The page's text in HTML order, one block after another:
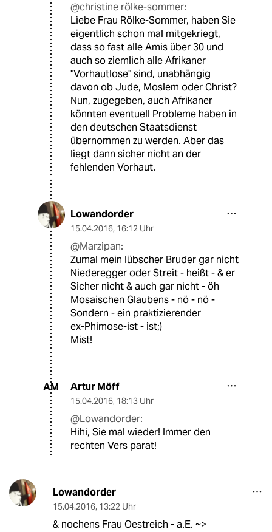
@christine rölke-sommer:
Liebe Frau Rölke-Sommer, haben Sie
eigentlich schon mal mitgekriegt,
dass so fast alle Amis über 30 und
auch so ziemlich alle Afrikaner
"Vorhautlose" sind, unabhängig
davon ob Jude, Moslem oder Christ?
Nun, zugegeben, auch Afrikaner
könnten eventuell Probleme haben in
den deutschen Staatsdienst
übernommen zu werden. Aber das
liegt dann sicher nicht an der
fehlenden Vorhaut.
Lowandorder
15.04.2016, 16:12 Uhr
@Marzipan:
Zumal mein lübscher Bruder gar nicht
Niederegger oder Streit - heißt - & er
Sicher nicht & auch gar nicht - öh
Mosaischen Glaubens - nö - nö -
Sondern - ein praktizierender
ex-Phimose-ist - ist;)
Mist!
AM Artur Möff
15.04.2016, 18:13 Uhr
@Lowandorder:
Hihi, Sie mal wieder! Immer den
rechten Vers parat!
Lowandorder
15.04.2016, 13:22 Uhr
& nochens Frau Oestreich - a.E. ~>